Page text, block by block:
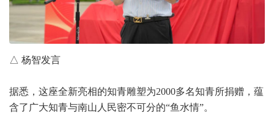
△ 杨智发言
据悉，这座全新亮相的知青雕塑为2000多名知青所捐赠，蕴
含了广大知青与南山人民密不可分的“鱼水情”。